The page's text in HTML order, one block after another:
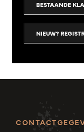
BESTAANDE
NIEUW?